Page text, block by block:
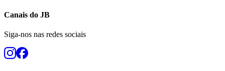
Canais do JB
Siga-nos nas redes sociais